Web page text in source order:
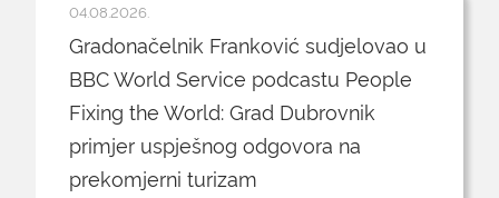
04.08.2026.
Gradonačelnik Franković sudjelovao u
BBC World Service podcastu People
Fixing the World: Grad Dubrovnik
primjer uspješnog odgovora na
prekomjerni turizam